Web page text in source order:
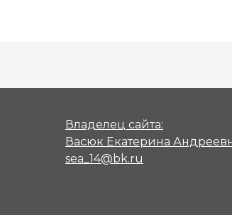
Владелец сайта:
Васюк Екатерина
sea_14@bk.ru